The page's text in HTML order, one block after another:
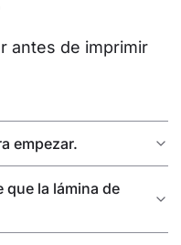
antes de imprimir
empezar.
que la lámina de